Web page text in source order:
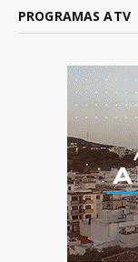
PROGRAMAS ATV